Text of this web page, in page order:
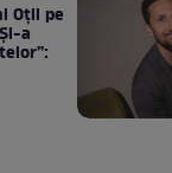
Oțil pe
a